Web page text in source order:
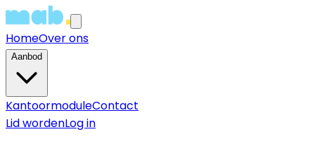
HomeOver ons
Aanbod
KantoormoduleContact
Lid wordenLog in